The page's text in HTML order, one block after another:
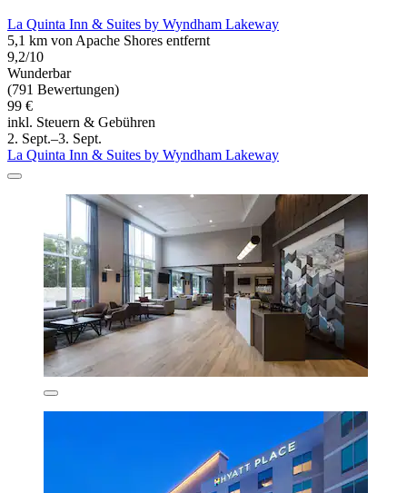
La Quinta Inn & Suites by Wyndham Lakeway
5,1 km von Apache Shores entfernt
9,2/10
Wunderbar
(791 Bewertungen)
99 €
inkl. Steuern & Gebühren
2. Sept.–3. Sept.
La Quinta Inn & Suites by Wyndham Lakeway